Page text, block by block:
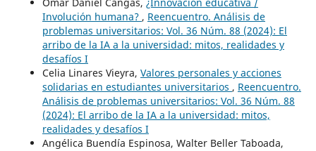
Involución humana? , Reencuentro. Análisis de
problemas universitarios: Vol. 36 Núm. 88 (2024): El
arribo de la IA a la universidad: mitos, realidades y
desafíos I
Celia Linares Vieyra, Valores personales y acciones
solidarias en estudiantes universitarios , Reencuentro.
Análisis de problemas universitarios: Vol. 36 Núm. 88
(2024): El arribo de la IA a la universidad: mitos,
realidades y desafíos I
Angélica Buendía Espinosa, Walter Beller Taboada,